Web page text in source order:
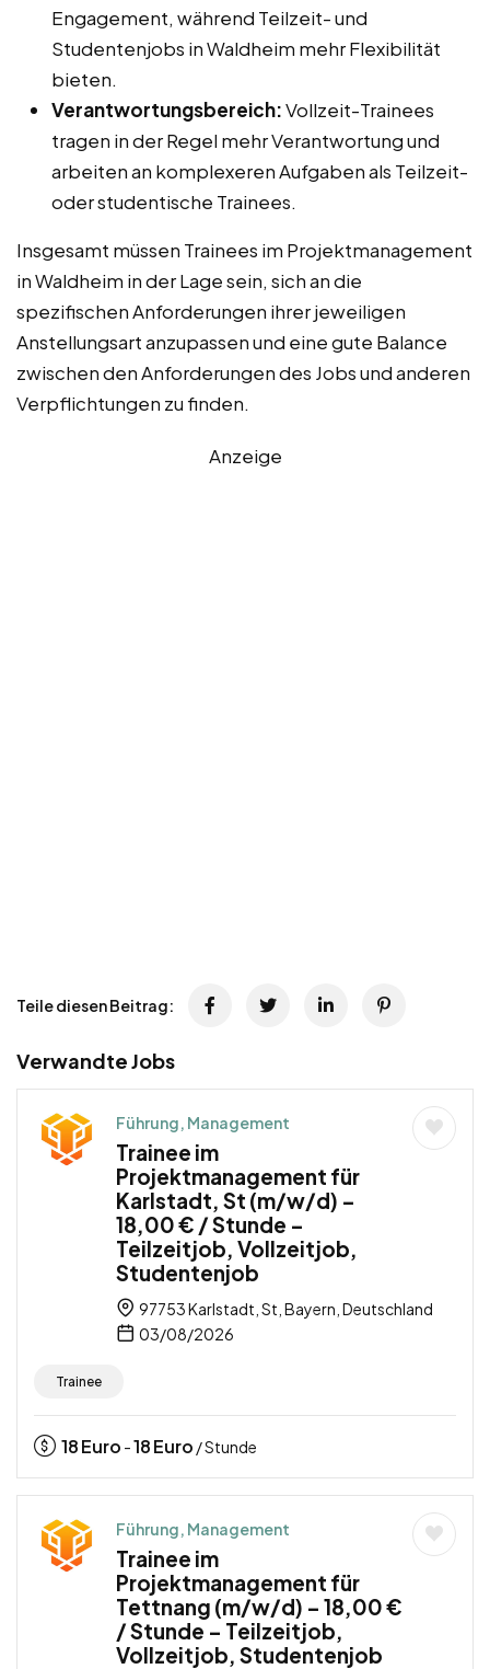
Engagement, während Teilzeit- und
Studentenjobs in Waldheim mehr Flexibilität
bieten.
Verantwortungsbereich:Vollzeit-Trainees
tragen in der Regel mehr Verantwortung und
arbeiten an komplexeren Aufgaben als Teilzeit-
oder studentische Trainees.
Insgesamt müssen Trainees im Projektmanagement
in Waldheim in der Lage sein, sich an die
spezifischen Anforderungen ihrer jeweiligen
Anstellungsart anzupassen und eine gute Balance
zwischen den Anforderungen des Jobs und anderen
Verpflichtungen zu finden.
Anzeige
Teile diesen Beitrag:
Verwandte Jobs
Führung, Management
Trainee im
Projektmanagement für
Karlstadt, St (m/w/d) –
18,00 € / Stunde –
Teilzeitjob, Vollzeitjob,
Studentenjob
97753 Karlstadt, St, Bayern, Deutschland
03/08/2026
Trainee
18Euro -18Euro / Stunde
Führung, Management
Trainee im
Projektmanagement für
Tettnang (m/w/d) – 18,00 €
/ Stunde – Teilzeitjob,
Vollzeitjob, Studentenjob